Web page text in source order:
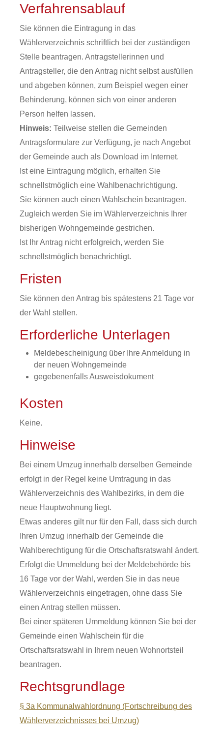
Verfahrensablauf
Sie können die Eintragung in das
Wählerverzeichnis schriftlich bei der zuständigen
Stelle beantragen. Antragstellerinnen und
Antragsteller, die den Antrag nicht selbst ausfüllen
und abgeben können, zum Beispiel wegen einer
Behinderung, können sich von einer anderen
Person helfen lassen.
Hinweis: Teilweise stellen die Gemeinden
Antragsformulare zur Verfügung, je nach Angebot
der Gemeinde auch als Download im Internet.
Ist eine Eintragung möglich, erhalten Sie
schnellstmöglich eine Wahlbenachrichtigung.
Sie können auch einen Wahlschein beantragen.
Zugleich werden Sie im Wählerverzeichnis Ihrer
bisherigen Wohngemeinde gestrichen.
Ist Ihr Antrag nicht erfolgreich, werden Sie
schnellstmöglich benachrichtigt.
Fristen
Sie können den Antrag bis spätestens 21 Tage vor
der Wahl stellen.
Erforderliche Unterlagen
Meldebescheinigung über Ihre Anmeldung in
der neuen Wohngemeinde
gegebenenfalls Ausweisdokument
Kosten
Keine.
Hinweise
Bei einem Umzug innerhalb derselben Gemeinde
erfolgt in der Regel keine Umtragung in das
Wählerverzeichnis des Wahlbezirks, in dem die
neue Hauptwohnung liegt.
Etwas anderes gilt nur für den Fall, dass sich durch
Ihren Umzug innerhalb der Gemeinde die
Wahlberechtigung für die Ortschaftsratswahl ändert.
Erfolgt die Ummeldung bei der Meldebehörde bis
16 Tage vor der Wahl, werden Sie in das neue
Wählerverzeichnis eingetragen, ohne dass Sie
einen Antrag stellen müssen.
Bei einer späteren Ummeldung können Sie bei der
Gemeinde einen Wahlschein für die
Ortschaftsratswahl in Ihrem neuen Wohnortsteil
beantragen.
Rechtsgrundlage
§ 3a Kommunalwahlordnung (Fortschreibung des
Wählerverzeichnisses bei Umzug)